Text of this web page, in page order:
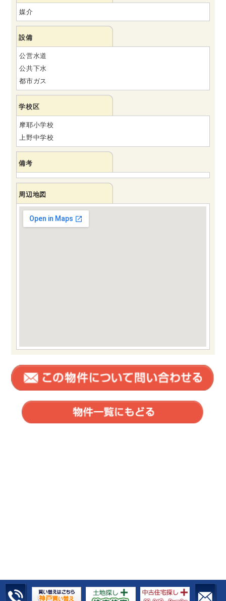
媒介
設備
公営水道
公共下水
都市ガス
学校区
摩耶小学校
上野中学校
備考
周辺地図